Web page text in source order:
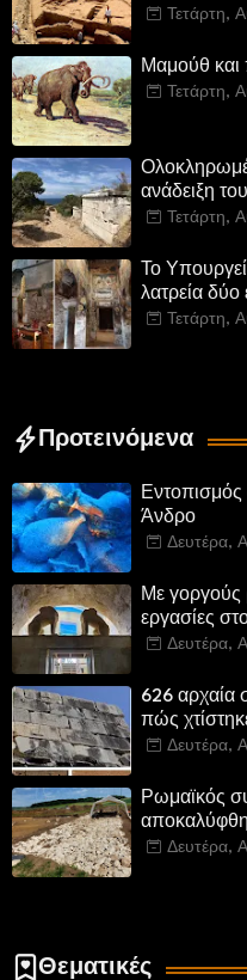
Τετάρτη,
Μαμούθ και
Τετάρτη,
ανάδειξη
Τετάρτη,
Το
λατρεία δύο
Καστοριά
Τετάρτη,
Προτεινόμενα
Άνδρο
Δευτέρα,
Με γοργούς
εργασίες
Δευτέρα,
626 αρχαία
πώς
Δευτέρα,
Ρωμαϊκός
νέουΔευτέρα,
Θεματικές